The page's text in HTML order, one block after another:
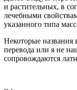
и растительных, в
лечебными
указанного типа
Некоторые названия
перевода или я не
сопровождаются